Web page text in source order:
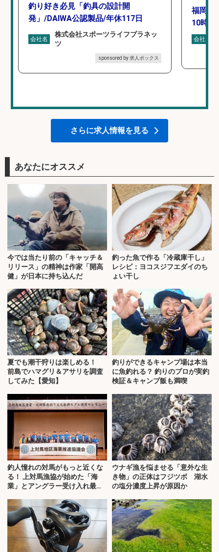
釣り好き必見「釣具の設計開
発」/DAIWA公認製品/年休117日
会社名
株式会社スポーツライフプラネッ
ツ
sponsored by 求人ボックス
福岡「
10時間
会社名
さらに求人情報を見る
あなたにオススメ
今では当たり前の「キャッチ＆
リリース」の精神は作家「開高
健」が日本に持ち込んだ
釣った魚で作る「冷蔵庫干し」
レシピ：ヨコスジフエダイのち
ょい干し
夏でも潮干狩りは楽しめる！
前島でハマグリ＆アサリを調査
してみた【愛知】
釣りができるキャンプ場は本当
に魚釣れる？ 釣りのプロが実釣
検証＆キャンプ飯も満喫
釣人憧れの対馬がもっと近くな
る！ 上対馬漁協が始めた「海
業」とアングラー受け入れ最前
ウナギ漁を悩ませる「意外な生
き物」の正体はフジツボ 湖水
の塩分濃度上昇が原因か